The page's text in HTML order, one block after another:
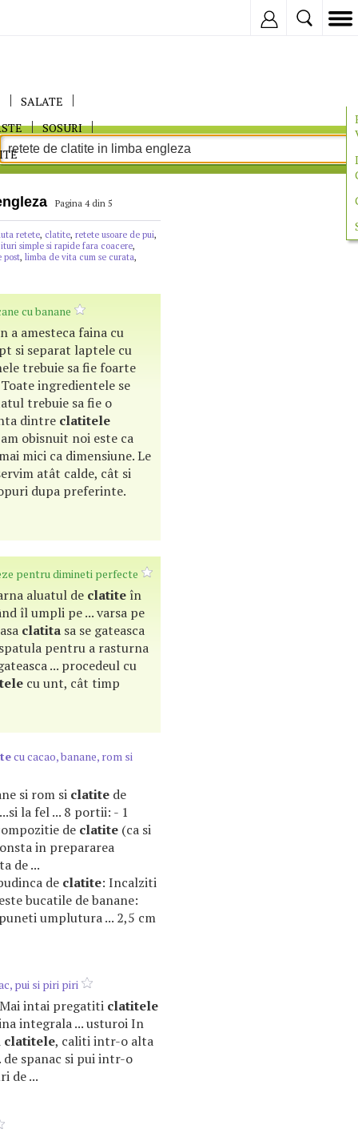
SALATE
SOSURI
Pagina 4 din 5
retete, clatite, retete usoare de pui,
simple si rapide fara coacere,
post, limba de vita cum se curata,
cu banane
a amesteca faina cu
si separat laptele cu
trebuie sa fie foarte
ingredientele se
trebuie sa fie o
dintre clatitele
obisnuit noi este ca
mici ca dimensiune. Le
atât calde, cât si
dupa preferinte.
pentru dimineti perfecte
aluatul de clatite în
îl umpli pe ... varsa pe
clatita sa se gateasca
pentru a rasturna
... procedeul cu
cu unt, cât timp
cu cacao, banane, rom si
si rom si clatite de
la fel ... 8 portii: - 1
de clatite (ca si
in prepararea
de ...
de clatite: Incalziti
bucatile de banane:
umplutura ... 2,5 cm
pui si piri piri
intai pregatiti clatitele
integrala ... usturoi In
clatitele, caliti intr-o alta
de spanac si pui intr-o
de ...